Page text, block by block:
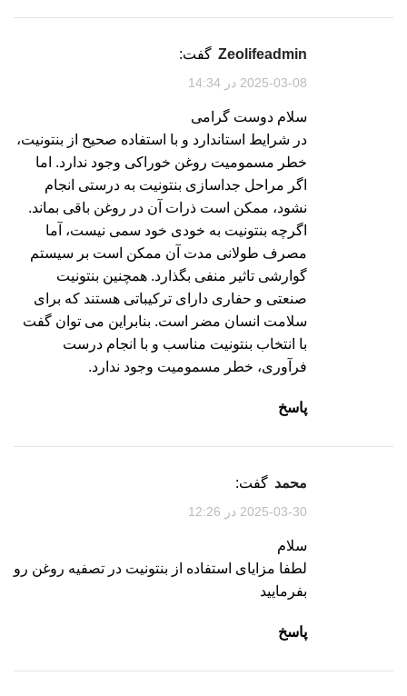
zeolifeadmin گفت:
2025-03-08 در 14:34
سلام دوست گرامی
در شرایط استاندارد و با استفاده صحیح از بنتونیت،
خطر مسمومیت روغن خوراکی وجود ندارد. اما
اگر مراحل جداسازی بنتونیت به درستی انجام
نشود، ممکن است ذرات آن در روغن باقی بماند.
اگرچه بنتونیت به خودی خود سمی نیست، آما
مصرف طولانی مدت آن ممکن است بر سیستم
گوارشی تاثیر منفی بگذارد. همچنین بنتونیت
صنعتی و حفاری دارای ترکیباتی هستند که برای
سلامت انسان مضر است. بنابراین می توان گفت
با انتخاب بنتونیت مناسب و با انجام درست
فرآوری، خطر مسمومیت وجود ندارد.
پاسخ
محمد گفت:
2025-03-30 در 12:26
سلام
لطفا مزایای استفاده از بنتونیت در تصفیه روغن رو
بفرمایید
پاسخ